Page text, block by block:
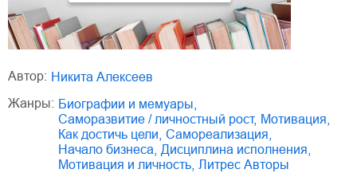
Автор:
Никита Алексеев
Жанры:
биографии и мемуары
саморазвитие / личностный рост, мотивация
как достичь цели
самореализация
начало бизнеса
дисциплина исполнения
мотивация и личность
Литрес Авторы